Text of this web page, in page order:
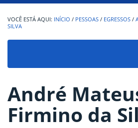
INÍCIO / PESSOAS / EGRESSOS /
SILVA
André
Firmino da